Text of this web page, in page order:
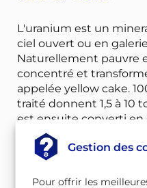
Gestion des
Pour offrir les
L'uranium est un
ciel ouvert ou en
Naturellement pauvre
concentré et
appelée yellow cake.
traité donnent 1,5 à 10
est ensuite converti en
d'uranium (UF6), lui-
permettre la réaction
proportion d'uranium
3,2 %).